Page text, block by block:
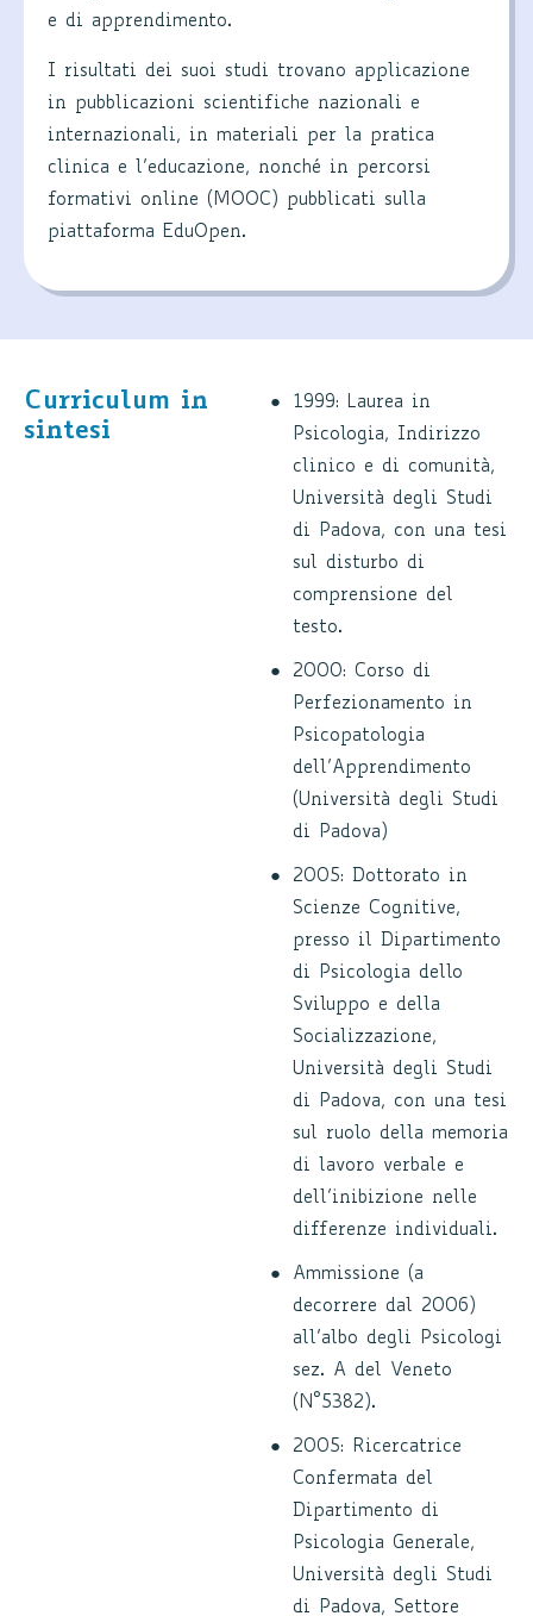
e di apprendimento.
I risultati dei suoi studi trovano applicazione
in pubblicazioni scientifiche nazionali e
internazionali, in materiali per la pratica
clinica e l’educazione, nonché in percorsi
formativi online (MOOC) pubblicati sulla
piattaforma EduOpen.
Curriculum in
sintesi
1999: Laurea in
Psicologia, Indirizzo
clinico e di comunità,
Università degli Studi
di Padova, con una tesi
sul disturbo di
comprensione del
testo.
2000: Corso di
Perfezionamento in
Psicopatologia
dell’Apprendimento
(Università degli Studi
di Padova)
2005: Dottorato in
Scienze Cognitive,
presso il Dipartimento
di Psicologia dello
Sviluppo e della
Socializzazione,
Università degli Studi
di Padova, con una tesi
sul ruolo della memoria
di lavoro verbale e
dell’inibizione nelle
differenze individuali.
Ammissione (a
decorrere dal 2006)
all’albo degli Psicologi
sez. A del Veneto
(N°5382).
2005: Ricercatrice
Confermata del
Dipartimento di
Psicologia Generale,
Università degli Studi
di Padova, Settore